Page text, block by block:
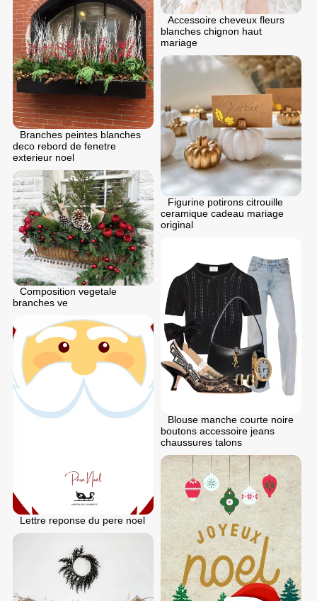
Accessoire cheveux fleurs
blanches chignon haut
mariage
Branches peintes blanches
deco rebord de fenetre
exterieur noel
Figurine potirons citrouille
ceramique cadeau mariage
original
Composition vegetale
branches ve
Blouse manche courte noire
boutons accessoire jeans
chaussures talons
Lettre reponse du pere noel